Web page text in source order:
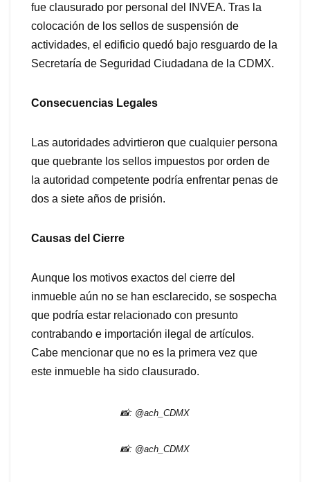
fue clausurado por personal del INVEA. Tras la
colocación de los sellos de suspensión de
actividades, el edificio quedó bajo resguardo de la
Secretaría de Seguridad Ciudadana de la CDMX.
Consecuencias Legales
Las autoridades advirtieron que cualquier persona
que quebrante los sellos impuestos por orden de
la autoridad competente podría enfrentar penas de
dos a siete años de prisión.
Causas del Cierre
Aunque los motivos exactos del cierre del
inmueble aún no se han esclarecido, se sospecha
que podría estar relacionado con presunto
contrabando e importación ilegal de artículos.
Cabe mencionar que no es la primera vez que
este inmueble ha sido clausurado.
📸: @ach_CDMX
📸: @ach_CDMX